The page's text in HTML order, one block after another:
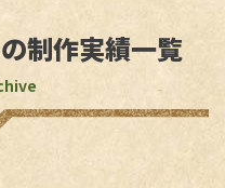
制作実績一覧